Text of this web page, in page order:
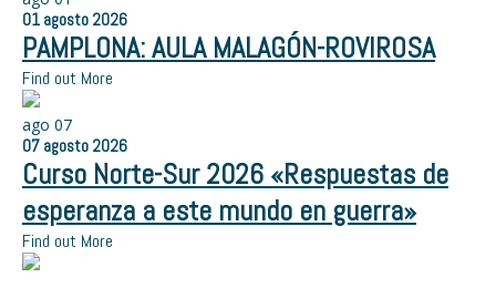
01 agosto 2026
PAMPLONA: AULA MALAGÓN-ROVIROSA
Find out More
ago 07
07 agosto 2026
Curso Norte-Sur 2026 «Respuestas de
esperanza a este mundo en guerra»
Find out More